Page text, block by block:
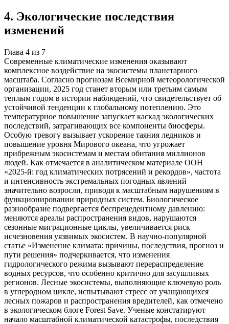
4. Экологические последствия
изменений
Глава 4 из 7
Современные климатические изменения оказывают
комплексное воздействие на экосистемы планетарного
масштаба. Согласно прогнозам Всемирной метеорологической
организации, 2025 год станет вторым или третьим самым
теплым годом в истории наблюдений, что свидетельствует об
устойчивой тенденции к глобальному потеплению. Это
температурное повышение запускает каскад экологических
последствий, затрагивающих все компоненты биосферы.
Особую тревогу вызывает ускорение таяния ледников и
повышение уровня Мирового океана, что угрожает
прибрежным экосистемам и местам обитания миллионов
людей. Как отмечается в аналитическом материале ООН
«2025-й: год климатических потрясений и рекордов», частота
и интенсивность экстремальных погодных явлений
значительно возросли, приводя к масштабным нарушениям в
функционировании природных систем. Биологическое
разнообразие подвергается беспрецедентному давлению:
меняются ареалы распространения видов, нарушаются
сезонные миграционные циклы, увеличивается риск
исчезновения уязвимых экосистем. В научно-популярной
статье «Изменение климата: причины, последствия, прогноз и
пути решения» подчеркивается, что изменения
гидрологического режима вызывают перераспределение
водных ресурсов, что особенно критично для засушливых
регионов. Лесные экосистемы, выполняющие ключевую роль
в углеродном цикле, испытывают стресс от учащающихся
лесных пожаров и распространения вредителей, как отмечено
в экологическом блоге Forest Save. Ученые констатируют
начало масштабной климатической катастрофы, последствия